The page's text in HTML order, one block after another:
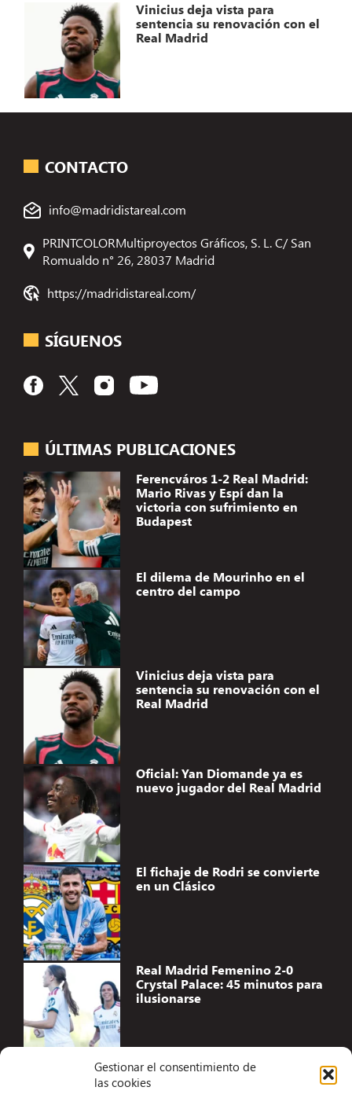
Gestionar el consentimiento de
las cookies
Vinicius deja vista para
sentencia su renovación con el
Real Madrid
ÚLTIMAS PUBLICACIONES
Ferencváros 1-2 Real Madrid:
Mario Rivas y Espí dan la
victoria con sufrimiento en
Budapest
El dilema de Mourinho en el
centro del campo
Vinicius deja vista para
sentencia su renovación con el
Real Madrid
Oficial: Yan Diomande ya es
nuevo jugador del Real Madrid
El fichaje de Rodri se convierte
en un Clásico
Real Madrid Femenino 2-0
Crystal Palace: 45 minutos para
ilusionarse
CONTACTO
info@madridistareal.com
PRINTCOLORMultiproyectos Gráficos, S. L. C/ San
Romualdo n° 26, 28037 Madrid
https://madridistareal.com/
SÍGUENOS